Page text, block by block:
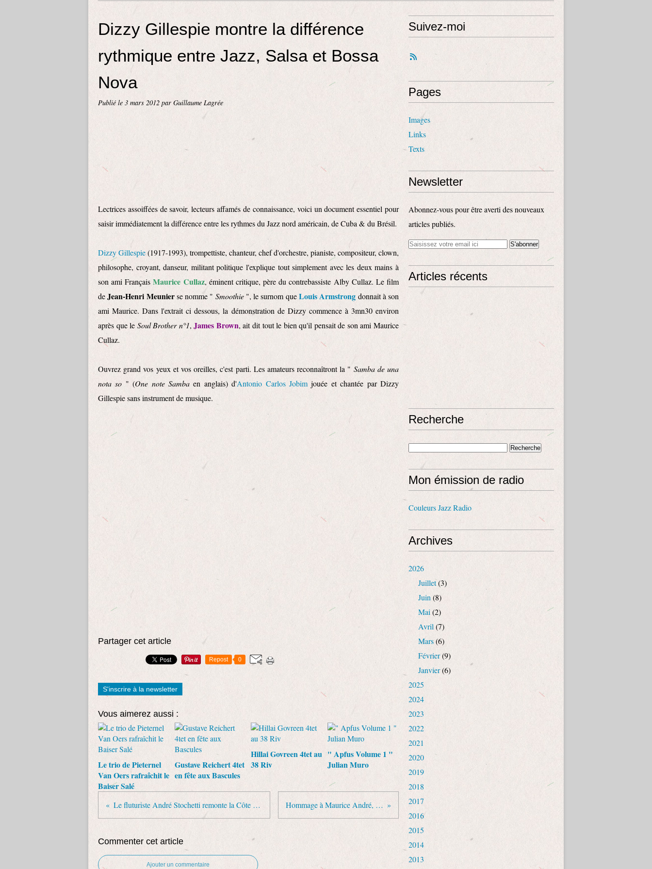
Dizzy Gillespie montre la différence
rythmique entre Jazz, Salsa et Bossa
Nova
Publié le 3 mars 2012 par Guillaume Lagrée
Lectrices assoiffées de savoir, lecteurs affamés de connaissance, voici un document essentiel pour
saisir immédiatement la différence entre les rythmes du Jazz nord américain, de Cuba & du Brésil.
Dizzy Gillespie(1917-1993), trompettiste, chanteur, chef d'orchestre, pianiste, compositeur, clown,
philosophe, croyant, danseur, militant politique l'explique tout simplement avec les deux mains à
son ami FrançaisMaurice Cullaz, éminent critique, père du contrebassiste Alby Cullaz. Le film
deJean-Henri Meunierse nomme " Smoothie", le surnom queLouis Armstrong donnait à son
ami Maurice. Dans l'extrait ci dessous, la démonstration de Dizzy commence à 3mn30 environ
après que le Soul Brother n°1,James Brown, ait dit tout le bien qu'il pensait de son ami Maurice
Cullaz.
Ouvrez grand vos yeux et vos oreilles, c'est parti. Les amateurs reconnaîtront la " Samba de una
nota so " (One note Samba en anglais) d'Antonio Carlos Jobim jouée et chantée par Dizzy
Gillespie sans instrument de musique.
Partager cet article
Repost 0
S'inscrire à la newsletter
Vous aimerez aussi :
Le trio de Pieternel
Van Oers rafraîchit le
Baiser Salé
Gustave Reichert 4tet
en fête aux Bascules
Hillai Govreen 4tet au
38 Riv
" Apfus Volume 1 "
Julian Muro
Le fluturiste André Stochetti remonte la Côte Ouest de la France de mars à avril 2012 Hommage à Maurice André, l'homme à la trompette d'or
Commenter cet article
Ajouter un commentaire
Suivez-moi
Pages
Images
Links
Texts
Newsletter
Abonnez-vous pour être averti des nouveaux
articles publiés.
Articles récents
Recherche
Mon émission de radio
Couleurs Jazz Radio
Archives
2026
Juillet(3)
Juin (8)
Mai (2)
Avril (7)
Mars(6)
Février(9)
Janvier(6)
2025
2024
2023
2022
2021
2020
2019
2018
2017
2016
2015
2014
2013